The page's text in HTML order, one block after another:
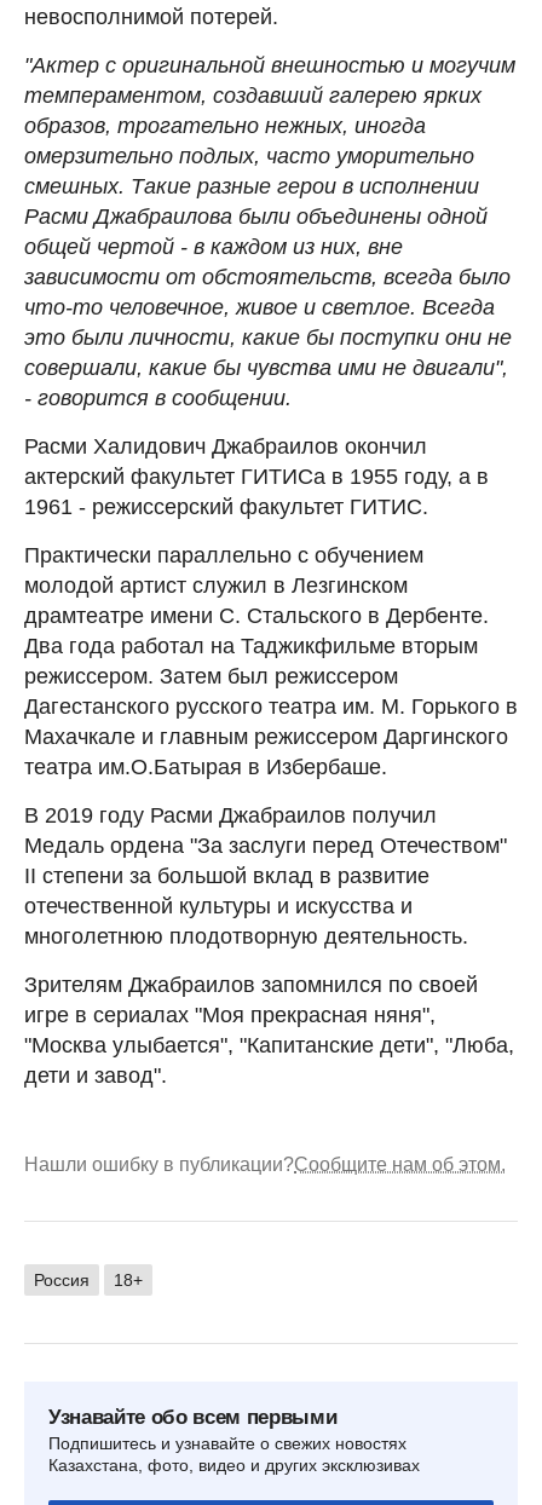
невосполнимой потерей.
"Актер с оригинальной внешностью и могучим
темпераментом, создавший галерею ярких
образов, трогательно нежных, иногда
омерзительно подлых, часто уморительно
смешных. Такие разные герои в исполнении
Расми Джабраилова были объединены одной
общей чертой - в каждом из них, вне
зависимости от обстоятельств, всегда было
что-то человечное, живое и светлое. Всегда
это были личности, какие бы поступки они не
совершали, какие бы чувства ими не двигали",
- говорится в сообщении.
Расми Халидович Джабраилов окончил
актерский факультет ГИТИСа в 1955 году, а в
1961 - режиссерский факультет ГИТИС.
Практически параллельно с обучением
молодой артист служил в Лезгинском
драмтеатре имени С. Стальского в Дербенте.
Два года работал на Таджикфильме вторым
режиссером. Затем был режиссером
Дагестанского русского театра им. М. Горького в
Махачкале и главным режиссером Даргинского
театра им.О.Батырая в Избербаше.
В 2019 году Расми Джабраилов получил
Медаль ордена "За заслуги перед Отечеством"
II степени за большой вклад в развитие
отечественной культуры и искусства и
многолетнюю плодотворную деятельность.
Зрителям Джабраилов запомнился по своей
игре в сериалах "Моя прекрасная няня",
"Москва улыбается", "Капитанские дети", "Люба,
дети и завод".
Нашли ошибку в публикации?Сообщите нам об этом.
Россия 18+
Узнавайте обо всем первыми
Подпишитесь и узнавайте о свежих новостях
Казахстана, фото, видео и других эксклюзивах